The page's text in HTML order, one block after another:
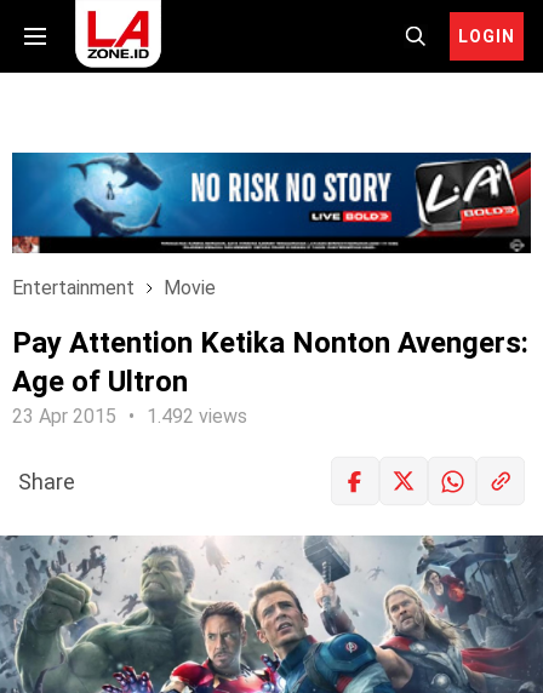
LOGIN
Entertainment Movie
Pay Attention Ketika Nonton Avengers:
Age of Ultron
23 Apr 2015 1.492 views
LOGIN
Share